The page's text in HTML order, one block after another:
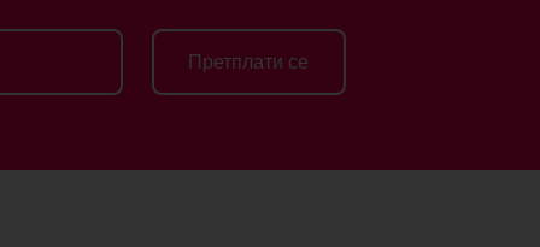
Претплати се